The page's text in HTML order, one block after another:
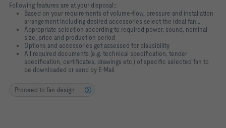
Following features are at your disposal::
Based on your requirements of volume-flow, pressure and installation
arrangement including desired accessories select the ideal fan…
Appropriate selection according to required power, sound, nominal
size, price and production period
Options and accessories get assessed for plausibility
All required documents (e.g. technical specification, tender
specification, certificates, drawings etc.) of specific selected fan to
be downloaded or send by E-Mail
Proceed to fan design